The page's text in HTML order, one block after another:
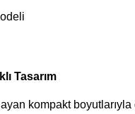
Tasarım
kompakt boyutlarıyla